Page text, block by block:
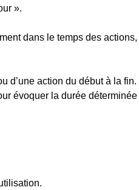
».
dans le temps des
d’une action du début à la
évoquer la durée déterminée